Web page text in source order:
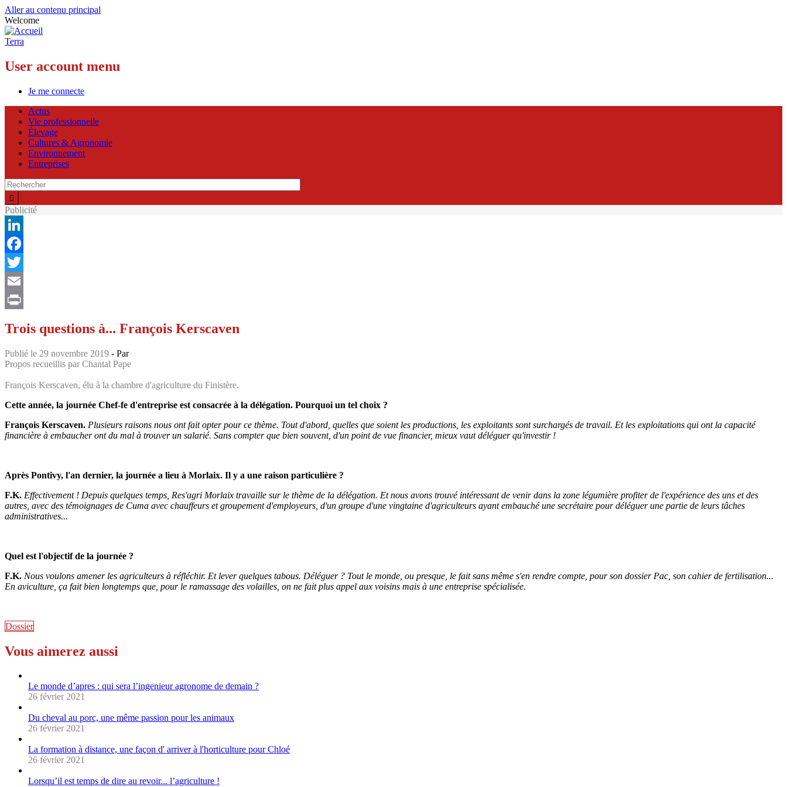
Aller au contenu principal
Welcome
Terra
User account menu
Je me connecte
Actus
Vie professionnelle
Élevage
Cultures & Agronomie
Environnement
Entreprises
Publicité
LinkedIn
Facebook
Twitter
Email
Trois questions à... François Kerscaven
Publié le 29 novembre 2019 - Par
Propos recueillis par Chantal Pape
François Kerscaven, élu à la chambre d'agriculture du Finistère.
Cette année, la journée Chef-fe d'entreprise est consacrée à la délégation. Pourquoi un tel choix ?
François Kerscaven. Plusieurs raisons nous ont fait opter pour ce thème. Tout d'abord, quelles que soient les productions, les exploitants sont surchargés de travail. Et les exploitations qui ont la capacité
financière à embaucher ont du mal à trouver un salarié. Sans compter que bien souvent, d'un point de vue financier, mieux vaut déléguer qu'investir !
Après Pontivy, l'an dernier, la journée a lieu à Morlaix. Il y a une raison particulière ?
F.K. Effectivement ! Depuis quelques temps, Res'agri Morlaix travaille sur le thème de la délégation. Et nous avons trouvé intéressant de venir dans la zone légumière profiter de l'expérience des uns et des
autres, avec des témoignages de Cuma avec chauffeurs et groupement d'employeurs, d'un groupe d'une vingtaine d'agriculteurs ayant embauché une secrétaire pour déléguer une partie de leurs tâches
administratives...
Quel est l'objectif de la journée ?
F.K. Nous voulons amener les agriculteurs à réfléchir. Et lever quelques tabous. Déléguer ? Tout le monde, ou presque, le fait sans même s'en rendre compte, pour son dossier Pac, son cahier de fertilisation...
En aviculture, ça fait bien longtemps que, pour le ramassage des volailles, on ne fait plus appel aux voisins mais à une entreprise spécialisée.
Dossier
Vous aimerez aussi
Le monde d’apres : qui sera l’ingenieur agronome de demain ?
26 février 2021
Du cheval au porc, une même passion pour les animaux
26 février 2021
La formation à distance, une façon d' arriver à l'horticulture pour Chloé
26 février 2021
Lorsqu’il est temps de dire au revoir... l’agriculture !